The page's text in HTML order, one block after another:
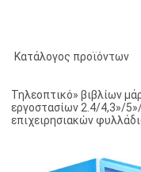
Κατάλογος προϊόντων
Τηλεοπτικό» βιβλίων
εργοστασίων 2.4/4,3»/
επιχειρησιακών